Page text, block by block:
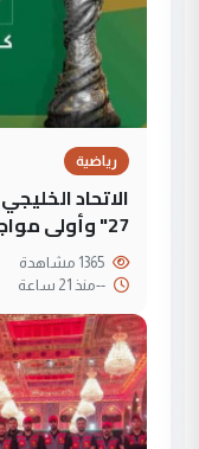
رياضية
الاتحاد
27" وأولى مواجهات العراق
--منذ 21 ساعة